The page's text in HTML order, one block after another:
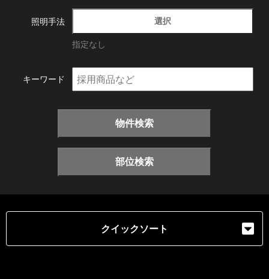
照明手法 選択
指定なし
キーワード
物件検索
部位検索
クイックソート